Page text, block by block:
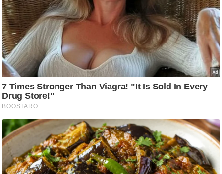
चा
य
प
र
स
मी
क्षा
ध
र्म
ज्यो
ति
ष
प्र